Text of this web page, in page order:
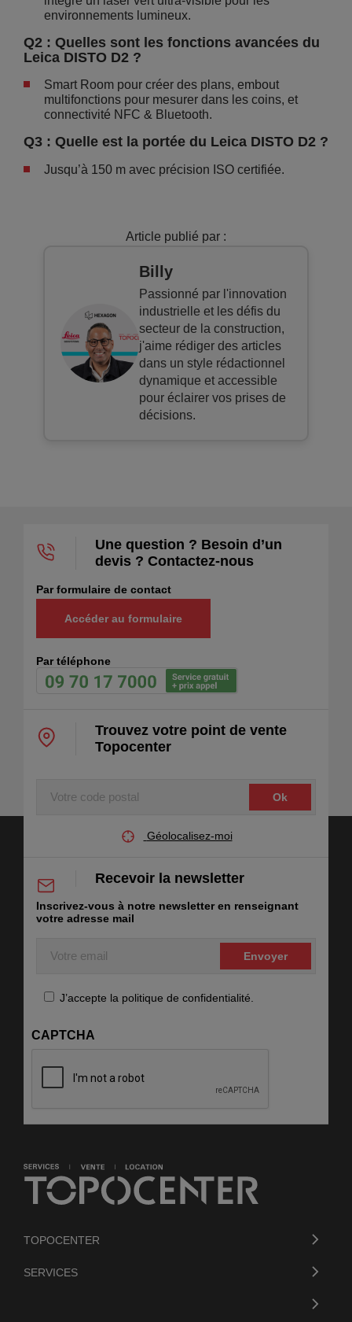
environnements lumineux.
Q2 : Quelles sont les fonctions avancées du
Leica DISTO D2 ?
Smart Room pour créer des plans, embout
multifonctions pour mesurer dans les coins, et
connectivité NFC & Bluetooth.
Q3 : Quelle est la portée du Leica DISTO D2 ?
Jusqu’à 150 m avec précision ISO certifiée.
Article publié par :
Billy
Passionné par l'innovation
industrielle et les défis du
secteur de la construction,
j'aime rédiger des articles
dans un style rédactionnel
dynamique et accessible
pour éclairer vos prises de
décisions.
Une question ? Besoin d’un
devis ? Contactez-nous
Par formulaire de contact
Accéder au formulaire
Par téléphone
Trouvez votre point de vente
Topocenter
Votre
code
Géolocalisez-moi
Recevoir la newsletter
Inscrivez-vous à notre newsletter en renseignant
votre adresse mail
Votre
email
CAPTCHA
RGPDJ’accepte la politique de confidentialité.
TOPOCENTER
SERVICES